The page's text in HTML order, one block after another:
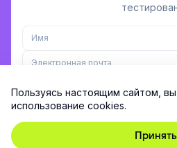
Заполняя форму, я принимаю
персональных данных
Пользуясь настоящим сайтом,
использование cookies.
Принять